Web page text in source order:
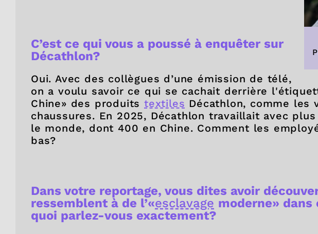
C’est ce qui vous a poussé à enquêter sur
Décathlon?
Oui. Avec des collègues d’une émission de télé,
on a voulu savoir ce qui se cachait derrière
Chine» des produitstextiles Décathlon, comme les
chaussures. En 2025, Décathlon travaillait avec
le monde, dont 400 en Chine. Comment les
bas?
Dans votre reportage, vous dites avoir
ressemblent à de l’«esclavage moderne» dans
quoi parlez-vous exactement?